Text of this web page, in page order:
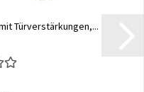
Türverstärkungen,...